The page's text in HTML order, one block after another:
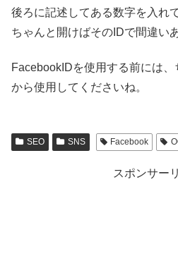
後ろに記述してある数字を入れ
ちゃんと開けばそのIDで間違い
FacebookIDを使用する前には
から使用してくださいね。
SEO SNS Facebook
スポンサー